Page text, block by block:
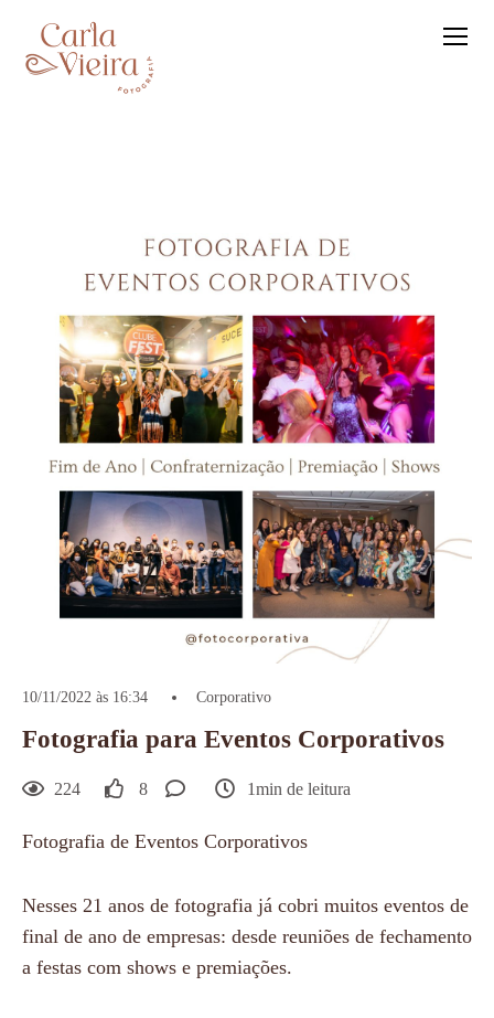
10/11/2022 às 16:34 Corporativo
Fotografia para Eventos Corporativos
224 8 1min de leitura
Fotografia de Eventos Corporativos
Nesses 21 anos de fotografia já cobri muitos eventos de
final de ano de empresas: desde reuniões de fechamento
a festas com shows e premiações.